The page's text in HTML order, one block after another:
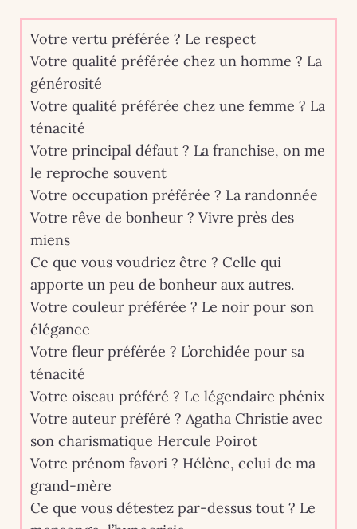
Votre vertu préférée ? Le respect
Votre qualité préférée chez un homme ? La
générosité
Votre qualité préférée chez une femme ? La
ténacité
Votre principal défaut ? La franchise, on me
le reproche souvent
Votre occupation préférée ? La randonnée
Votre rêve de bonheur ? Vivre près des
miens
Ce que vous voudriez être ? Celle qui
apporte un peu de bonheur aux autres.
Votre couleur préférée ? Le noir pour son
élégance
Votre fleur préférée ? L’orchidée pour sa
ténacité
Votre oiseau préféré ? Le légendaire phénix
Votre auteur préféré ? Agatha Christie avec
son charismatique Hercule Poirot
Votre prénom favori ? Hélène, celui de ma
grand-mère
Ce que vous détestez par-dessus tout ? Le